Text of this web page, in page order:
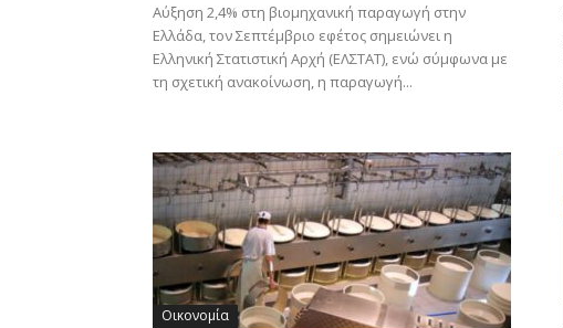
Αύξηση 2,4% στη βιομηχανική παραγωγή στην
Ελλάδα, τον Σεπτέμβριο εφέτος σημειώνει η
Ελληνική Στατιστική Αρχή (ΕΛΣΤΑΤ), ενώ σύμφωνα με
τη σχετική ανακοίνωση, η παραγωγή...
Οικονομία